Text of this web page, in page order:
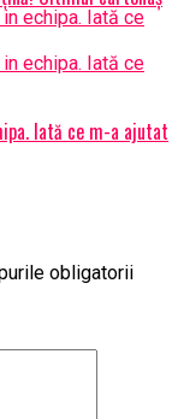
Iată ce m-a ajutat
obligatorii